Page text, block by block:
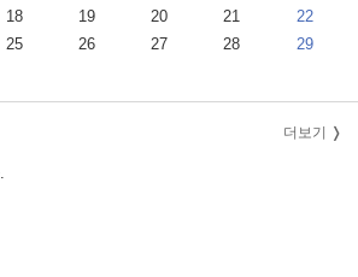
18 19 20 21
22
25 26 27 28
29
더보기